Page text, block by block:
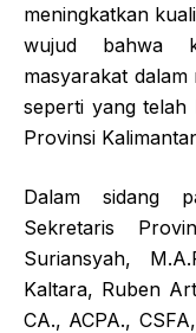
meningkatkan
wujud bahwa
masyarakat
seperti yang telah
Provinsi
Dalam sidang
Sekretaris
Suriansyah,
Kaltara, Ruben
CA., ACPA.,